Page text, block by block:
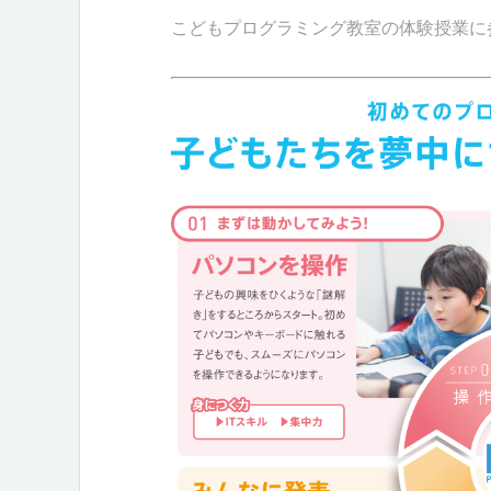
こどもプログラミング教室の体験授業